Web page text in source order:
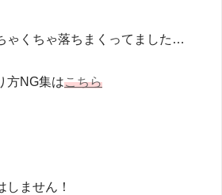
ゃくちゃ落ちまくってました…
NG集はこちら
しません！